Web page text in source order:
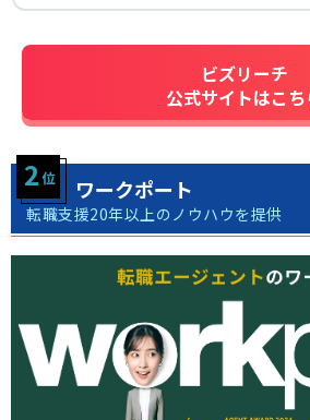
ビズリーチ
公式サイトはこち
ワークポート
転職支援20年以上のノウハウを提供